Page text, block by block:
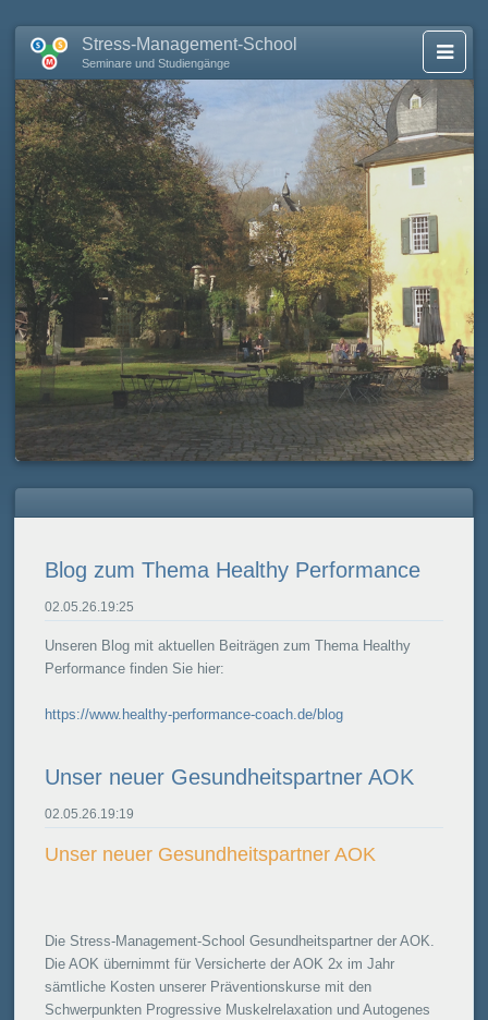
Stress-Management-School
Seminare und Studiengänge
Blog zum Thema Healthy Performance
02.05.26.19:25
Unseren Blog mit aktuellen Beiträgen zum Thema Healthy
Performance finden Sie hier:
https://www.healthy-performance-coach.de/blog
Unser neuer Gesundheitspartner AOK
02.05.26.19:19
Unser neuer Gesundheitspartner AOK
Die Stress-Management-School Gesundheitspartner der AOK.
Die AOK übernimmt für Versicherte der AOK 2x im Jahr
sämtliche Kosten unserer Präventionskurse mit den
Schwerpunkten Progressive Muskelrelaxation und Autogenes